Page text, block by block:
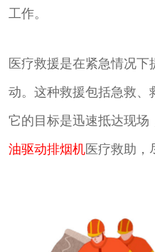
工作。
医疗救援是在紧急情况
动。这种救援包括急救、
它的目标是迅速抵达现场
油驱动排烟机医疗救助，